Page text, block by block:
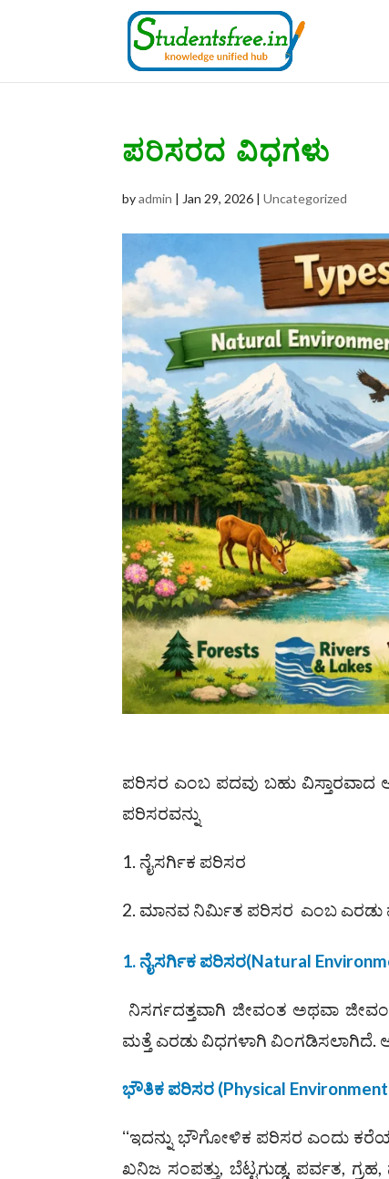
ಪರಿಸರದ ವಿಧಗಳು
byadmin | Jan 29, 2026 |Uncategorized
ಪರಿಸರ ಎಂಬ ಪದವು ಬಹು
ಪರಿಸರವನ್ನು
1. ನೈಸರ್ಗಿಕ ಪರಿಸರ
2. ಮಾನವ ನಿರ್ಮಿತ ಪರಿಸರ ಎಂಬ ಎರಡು
1. ನೈಸರ್ಗಿಕ ಪರಿಸರ(Natural
ನಿಸರ್ಗದತ್ತವಾಗಿ ಜೀವಂತ ಅಥವಾ
ಮತ್ತೆ ಎರಡು ವಿಧಗಳಾಗಿ
ಭೌತಿಕ ಪರಿಸರ (Physical Environment
ʻʻಇದನ್ನು ಭೌಗೋಳಿಕ ಪರಿಸರ ಎಂದು
ಖನಿಜ ಸಂಪತ್ತು, ಬೆಟ್ಟಗುಡ್ಡ, ಪರ್ವತ,